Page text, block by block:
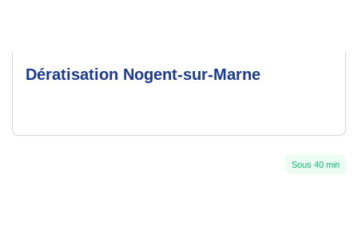
Dératisation Nogent-sur-Marne
Sous 40 min